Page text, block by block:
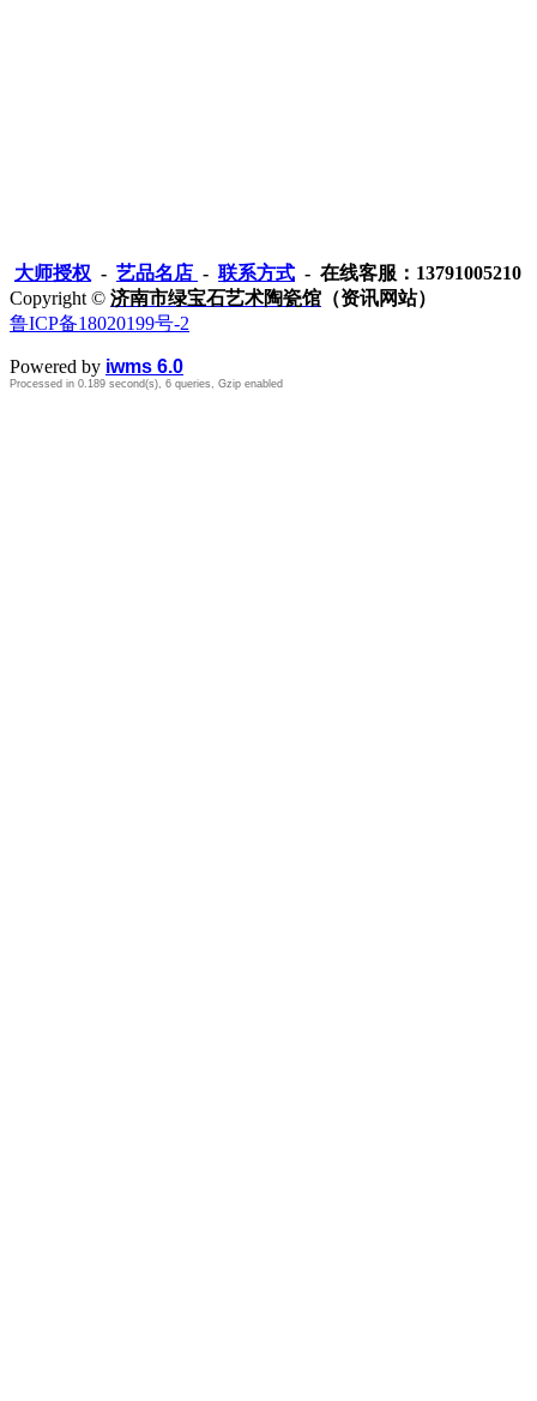
大师授权 - 艺品名店 - 联系方式 - 在线客服：13791005210
Copyright © 济南市绿宝石艺术陶瓷馆 （资讯网站）
鲁ICP备18020199号-2
Powered by iwms 6.0
Processed in 0.189 second(s), 6 queries, Gzip enabled